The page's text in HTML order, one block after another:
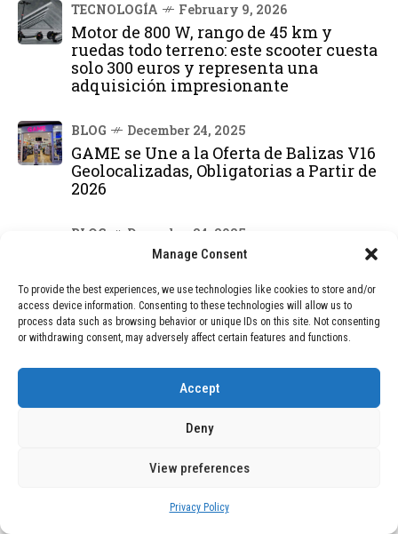
Manage Consent
To provide the best experiences, we use technologies like cookies to store and/or
access device information. Consenting to these technologies will allow us to
process data such as browsing behavior or unique IDs on this site. Not consenting
or withdrawing consent, may adversely affect certain features and functions.
Accept
Deny
View preferences
Privacy Policy
TECNOLOGÍA February 9, 2026
Motor de 800 W, rango de 45 km y
ruedas todo terreno: este scooter cuesta
solo 300 euros y representa una
adquisición impresionante
BLOG December 24, 2025
GAME se Une a la Oferta de Balizas V16
Geolocalizadas, Obligatorias a Partir de
2026
BLOG December 24, 2025
Devastadora Explosión en Residencia
Menos Dos Víctimas Fatales
01 December 24, 2025
grabación cómo añadir 400 km de rango
February 9, 2026